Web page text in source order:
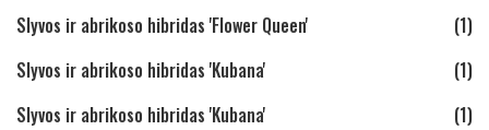
Slyvos ir abrikoso hibridas 'Flower Queen'
(1)
Slyvos ir abrikoso hibridas 'Kubana'
(1)
Slyvos ir abrikoso hibridas 'Kubana'
(1)